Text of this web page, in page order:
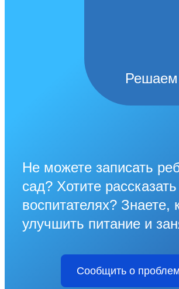
Не можете записать
сад? Хотите
воспитателях? Знаете,
улучшить питание и
Сообщить о